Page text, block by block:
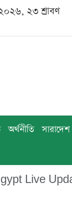
২৩ শ্রাবণ
অর্থনীতি সারাদেশ
Live